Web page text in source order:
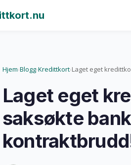
Hjem›Blogg›Kredittkort›Laget eget
Laget eget
saksøkte